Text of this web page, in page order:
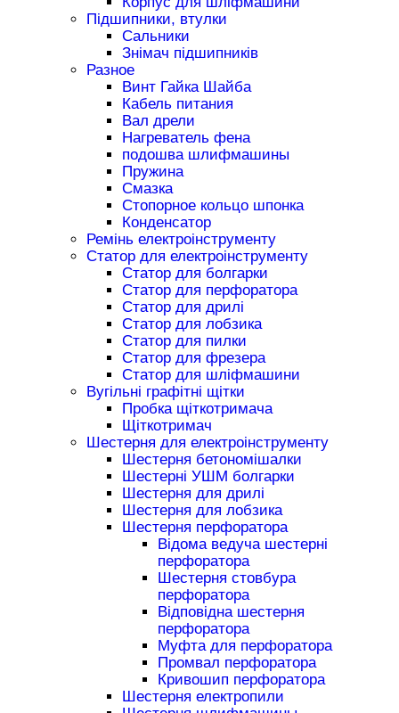
Підшипники, втулки
Сальники
Знімач підшипників
Разное
Винт Гайка Шайба
Кабель питания
Вал дрели
Нагреватель фена
подошва шлифмашины
Пружина
Смазка
Стопорное кольцо шпонка
Конденсатор
Ремінь електроінструменту
Статор для електроінструменту
Статор для болгарки
Статор для перфоратора
Статор для дрилі
Статор для лобзика
Статор для пилки
Статор для фрезера
Статор для шліфмашини
Вугільні графітні щітки
Пробка щіткотримача
Щіткотримач
Шестерня для електроінструменту
Шестерня бетономішалки
Шестерні УШМ болгарки
Шестерня для дрилі
Шестерня для лобзика
Шестерня перфоратора
Відома ведуча шестерні
перфоратора
Шестерня стовбура
перфоратора
Відповідна шестерня
перфоратора
Муфта для перфоратора
Промвал перфоратора
Кривошип перфоратора
Шестерня електропили